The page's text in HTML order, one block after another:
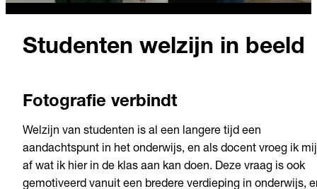
Studenten welzijn in beeld
Fotografie verbindt
Welzijn van studenten is al een langere tijd een
aandachtspunt in het onderwijs, en als docent vroeg ik mij
af wat ik hier in de klas aan kan doen. Deze vraag is ook
gemotiveerd vanuit een bredere verdieping in onderwijs,